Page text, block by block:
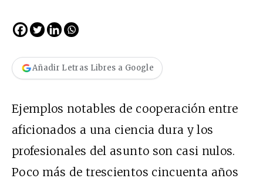
Añadir Letras Libres a Google
Ejemplos notables de cooperación entre
aficionados a una ciencia dura y los
profesionales del asunto son casi nulos.
Poco más de trescientos cincuenta años